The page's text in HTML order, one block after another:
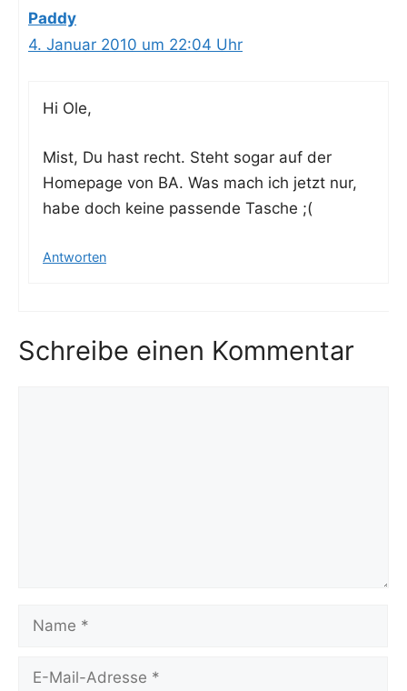
Paddy
4. Januar 2010 um 22:04 Uhr
Hi Ole,
Mist, Du hast recht. Steht sogar auf der
Home­page von BA. Was mach ich jetzt nur,
habe doch kei­ne pas­sen­de Tasche ;(
Antworten
Schreibe einen Kommentar
Name